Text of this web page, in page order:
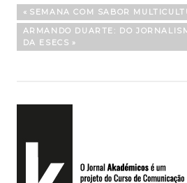
Navegação
de
artigos
PREVIOUS
POST:
SEMANA COM SABOR
NEXT
POST:
ARMANDO DUARTE: DO
DA ESECS